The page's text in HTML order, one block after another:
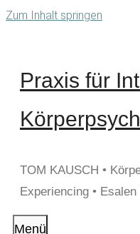
Zum Inhalt springen
Praxis für
TOM KAUSCH •
Experiencing •
Menü